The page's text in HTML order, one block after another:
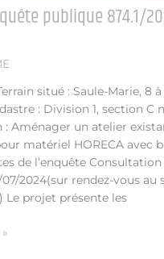
publique 874.1/
situé : Saule-Marie, 8
: Division 1, section C
: Aménager un atelier
matériel HORECA avec
de l’enquête
2024(sur rendez-vous au
Le projet présente les